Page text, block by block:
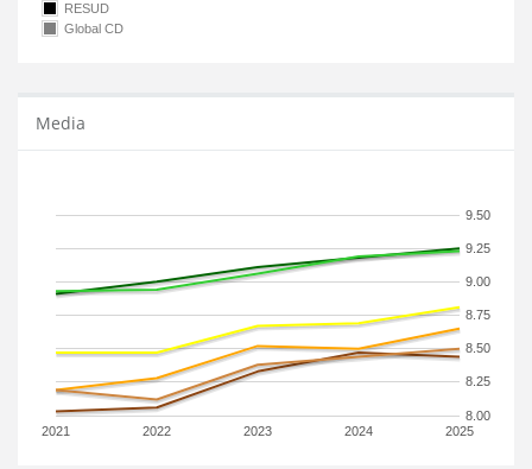
RESUD
Global CD
Media
2021 2022 2023 2024 2025
8.00
8.25
8.50
8.75
9.00
9.25
9.50